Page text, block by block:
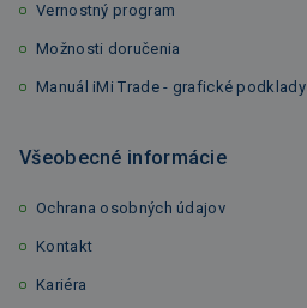
Vernostný program
Možnosti doručenia
Manuál iMi Trade - grafické podklady
Všeobecné informácie
Ochrana osobných údajov
Kontakt
Kariéra